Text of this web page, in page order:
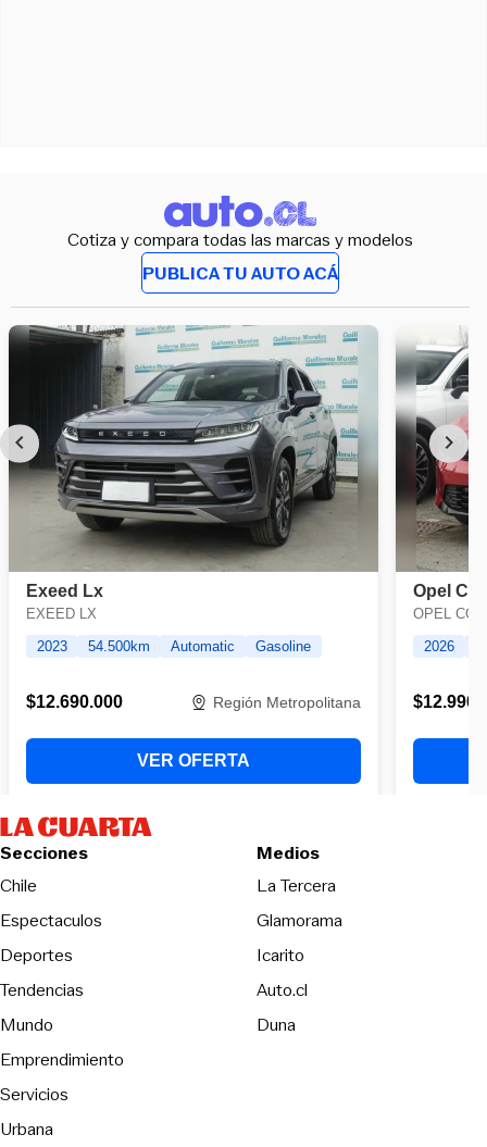
Cotiza y compara todas las marcas y modelos
PUBLICA TU AUTO ACÁ
Secciones
Chile
Espectaculos
Deportes
Tendencias
Mundo
Emprendimiento
Servicios
Urbana
Medios
La TerceraOpens in new
Glamorama
Icarito
Auto.cl
DunaOpens in new window